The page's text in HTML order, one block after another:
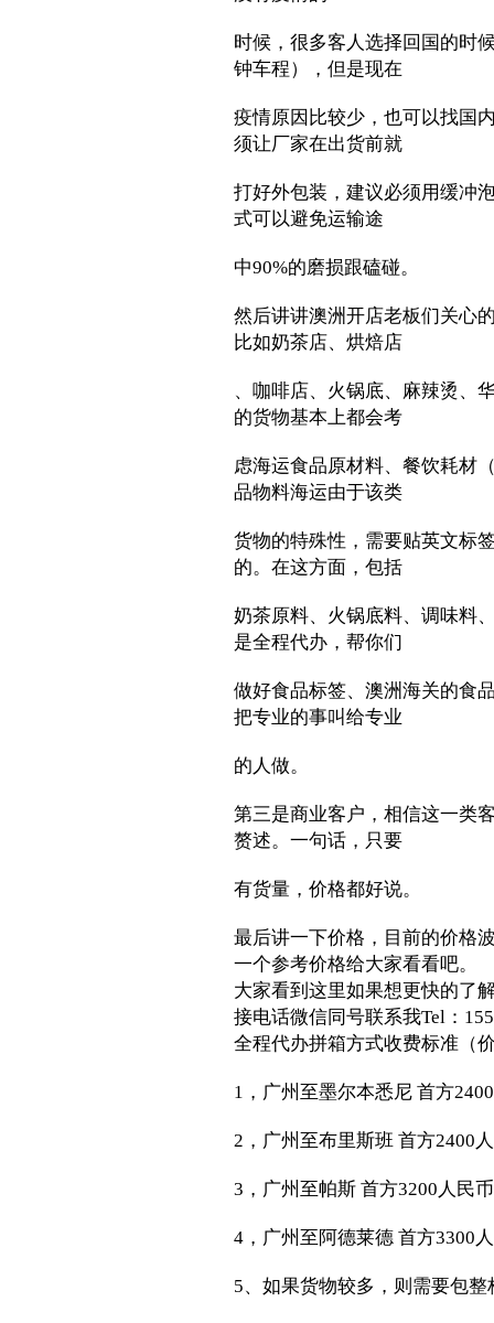
时候，很多客人选择回国的时
钟车程），但是现在
疫情原因比较少，也可以找国
须让厂家在出货前就
打好外包装，建议必须用缓冲
式可以避免运输途
中90%的磨损跟磕碰。
然后讲讲澳洲开店老板们关心
比如奶茶店、烘焙店
、咖啡店、火锅底、麻辣烫、
的货物基本上都会考
虑海运食品原材料、餐饮耗材
品物料海运由于该类
货物的特殊性，需要贴英文标
的。在这方面，包括
奶茶原料、火锅底料、调味料
是全程代办，帮你们
做好食品标签、澳洲海关的食
把专业的事叫给专业
的人做。
第三是商业客户，相信这一类
赘述。一句话，只要
有货量，价格都好说。
最后讲一下价格，目前的价格
一个参考价格给大家看看吧。
大家看到这里如果想更快的了
接电话微信同号联系我Tel：
全程代办拼箱方式收费标准（
1，广州至墨尔本悉尼 首方
2，广州至布里斯班 首方2400
3，广州至帕斯 首方3200人民
4，广州至阿德莱德 首方3300
5、如果货物较多，则需要包